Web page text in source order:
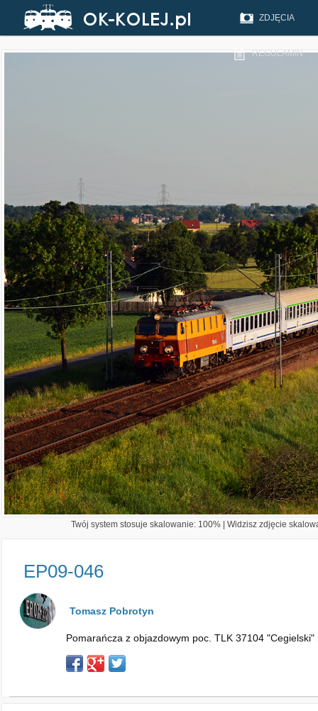
ZDJĘCIA
REGULAMIN
Twój system stosuje skalowanie: 100% | Widzisz zdjęcie
EP09-046
Tomasz Pobrotyn
Pomarańcza z objazdowym poc. TLK 37104 "Cegielski"